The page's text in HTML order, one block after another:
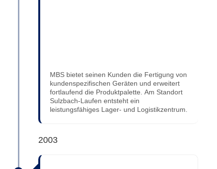
MBS bietet seinen Kunden die Fertigung von
kundenspezifischen Geräten und erweitert
fortlaufend die Produktpalette. Am Standort
Sulzbach-Laufen entsteht ein
leistungsfähiges Lager- und Logistikzentrum.
2003